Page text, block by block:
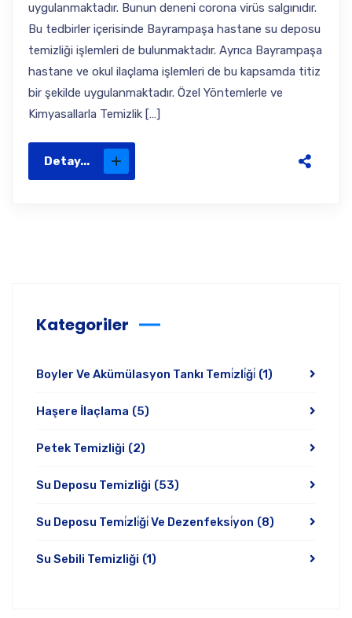
uygulanmaktadır. Bunun deneni corona virüs salgınıdır.
Bu tedbirler içerisinde Bayrampaşa hastane su deposu
temizliği işlemleri de bulunmaktadır. Ayrıca Bayrampaşa
hastane ve okul ilaçlama işlemleri de bu kapsamda titiz
bir şekilde uygulanmaktadır. Özel Yöntemlerle ve
Kimyasallarla Temizlik […]
Detay...
Kategoriler
Boyler Ve Akümülasyon Tankı Temi̇zli̇ği̇ (1)
Haşere İlaçlama (5)
Petek Temizliği (2)
Su Deposu Temizliği (53)
Su Deposu Temi̇zli̇ği̇ Ve Dezenfeksi̇yon (8)
Su Sebili Temizliği (1)